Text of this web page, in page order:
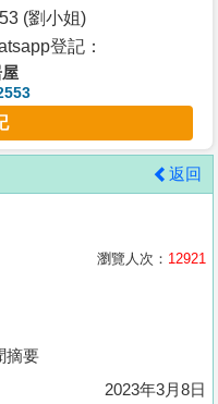
(劉小姐)
登記：
返回
瀏覽人次： 12921
摘要
2023年3月8日